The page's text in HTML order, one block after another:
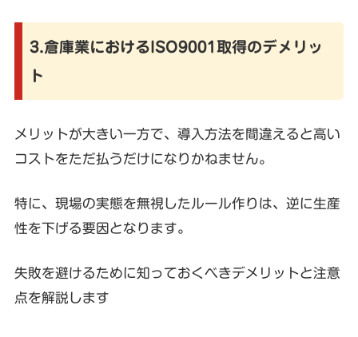
3.倉庫業におけるISO9001取得のデメリッ
ト
メリットが大きい一方で、導入方法を間違えると高い
コストをただ払うだけになりかねません。
特に、現場の実態を無視したルール作りは、逆に生産
性を下げる要因となります。
失敗を避けるために知っておくべきデメリットと注意
点を解説します